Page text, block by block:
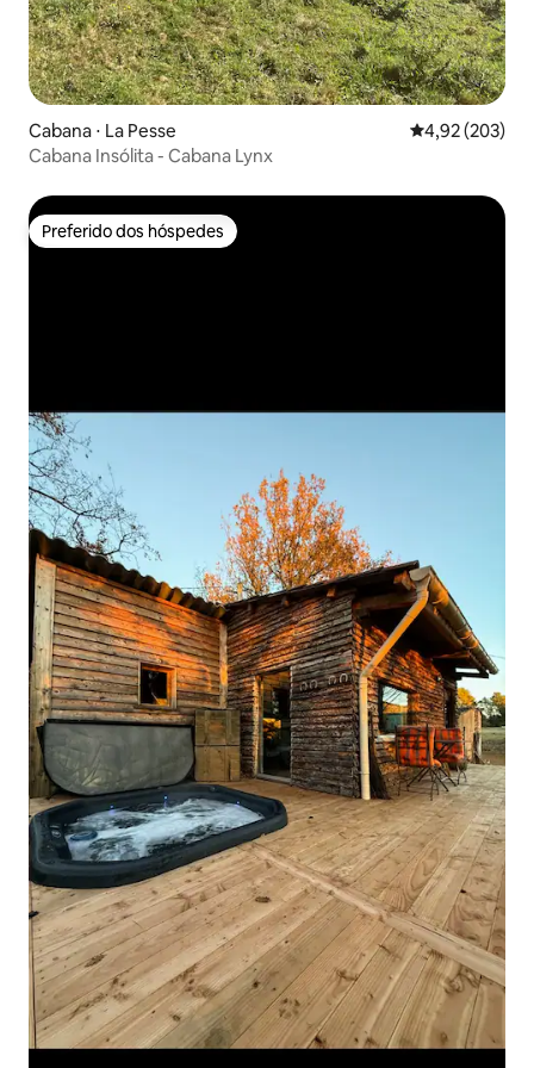
Cabana ⋅ La Pesse 4,92 de uma
4,92 (203)
Cabana Insólita - Cabana Lynx
Preferido dos hóspedes
Preferido dos hóspedes